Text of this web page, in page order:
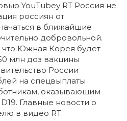
YouTubeу RT Россия не
россиян от
в ближайшие
добровольной.
что Южная Корея будет
млн доз вакцины
России
на спецвыплаты
оказывающим
Главные новости о
в видео RT.